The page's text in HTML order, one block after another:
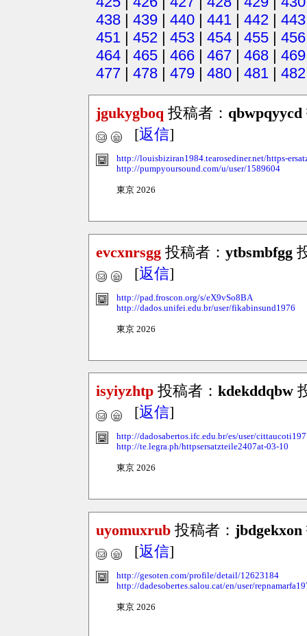
438 | 439 | 440 | 441 | 442 | 443
451 | 452 | 453 | 454 | 455 | 456
464 | 465 | 466 | 467 | 468 | 469
477 | 478 | 479 | 480 | 481 | 482
jgukygboq 投稿者： qbwpqyycd
[返信]
http://louisbiziran1984.tearosediner.net/https-
http://pumpyoursound.com/u/user/1589604
東京 2026
evcxnrsgg 投稿者： ytbsmbfgg
[返信]
http://pad.froscon.org/s/eX9vSo8BA
http://dados.unifei.edu.br/user/fikabinsund1976
東京 2026
isyiyzhtp 投稿者： kdekddqbw
[返信]
http://dadosabertos.ifc.edu.br/es/user/
http://te.legra.ph/httpsersatzteile2407at-03-10
東京 2026
uyomuxrub 投稿者： jbdgekxon
[返信]
http://gesoten.com/profile/detail/12623184
http://dadesobertes.salou.cat/en/user/
東京 2026